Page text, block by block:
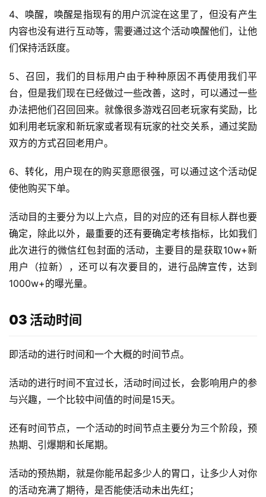
4、唤醒，唤醒是指现有的用户沉淀在这里了，但没有产生
内容也没有进行互动等，需要通过这个活动唤醒他们，让他
们保持活跃度。
5、召回，我们的目标用户由于种种原因不再使用我们平
台，但是我们现在已经做过一些改善，这时，可以通过一些
办法把他们召回回来。就像很多游戏召回老玩家有奖励，比
如利用老玩家和新玩家或者现有玩家的社交关系，通过奖励
双方的方式召回老用户。
6、转化，用户现在的购买意愿很强，可以通过这个活动促
使他购买下单。
活动目的主要分为以上六点，目的对应的还有目标人群也要
确定，除此以外，最重要的还有要确定考核指标，比如我们
此次进行的微信红包封面的活动，主要目的是获取10w+新
用户（拉新），还可以有次要目的，进行品牌宣传，达到
1000w+的曝光量。
03 活动时间
即活动的进行时间和一个大概的时间节点。
活动的进行时间不宜过长，活动时间过长，会影响用户的参
与兴趣，一个比较中间值的时间是15天。
还有时间节点，一个活动的时间节点主要分为三个阶段，预
热期、引爆期和长尾期。
活动的预热期，就是你能吊起多少人的胃口，让多少人对你
的活动充满了期待，是否能使活动未出先红；